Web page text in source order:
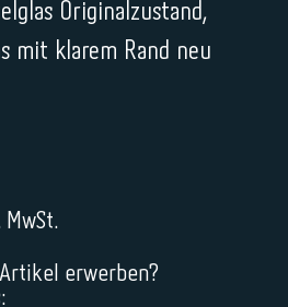
Originalzustand,
mit klarem Rand neu
MwSt.
erwerben?